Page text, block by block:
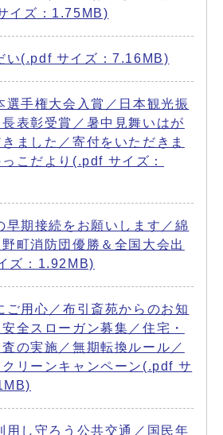
イズ：1.75MB)
い(.pdf サイズ：7.16MB)
選手権大会入賞／日本観光振
表彰受賞／暑中見舞いはが
ました／寄付をいただきま
こだより(.pdf サイズ：
早期接続をお願いします／綿
町消防団優勝＆全国大会出
ズ：1.92MB)
ご用心／布引斎苑からのお知
全スローガン募集／住宅・
の実施／無期転換ルール／
クリーンキャンペーン(.pdf サ
用し守ろう公共交通／国民年